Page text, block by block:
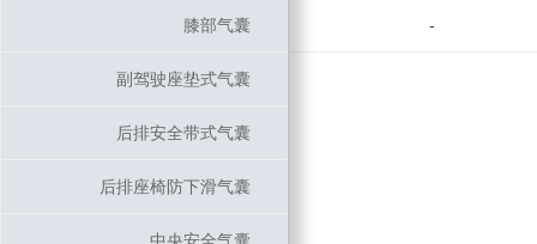
膝部气囊 -
副驾驶座垫式气囊
后排安全带式气囊
后排座椅防下滑气囊
膝部气囊
副驾驶座垫式气囊
后排安全带式气囊
后排座椅防下滑气囊